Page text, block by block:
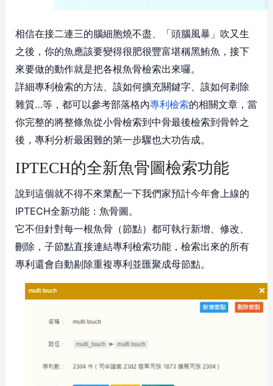
相信在接二連三的腦細胞燒不盡、「頭腦風暴」吹又生
之後，你的魚應該要變得很肥很豐富堪稱黑鮪魚，接下
來要做的動作就是把各根魚骨檢索出來囉。
詳細專利檢索的方法、該如何擴充關鍵字、該如何剃除
雜質…等，都可以參考部落格內專利檢索的相關文章，當
你完整的將整條魚從小骨檢索到中骨最後檢索到骨幹之
後，專利分析最困難的第一步驟也大功告成。
IPTECH的全新魚骨圖檢索功能
說到這個就不得不來業配一下我們家預計今年會上線的
IPTECH全新功能：魚骨圖。
它不但針對每一根魚骨（節點）都可執行新增、修改、
刪除，子節點直接連結專利檢索功能，檢索出來的所有
專利還會自動剔除重複專利並匯聚成母節點。